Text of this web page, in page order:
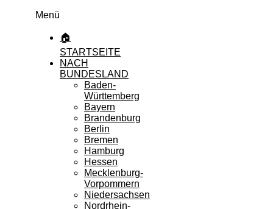
Menü
🏠
STARTSEITE
NACH
BUNDESLAND
Baden-
Württemberg
Bayern
Brandenburg
Berlin
Bremen
Hamburg
Hessen
Mecklenburg-
Vorpommern
Niedersachsen
Nordrhein-